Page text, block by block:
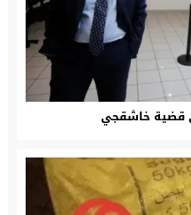
قضية خاشقجي